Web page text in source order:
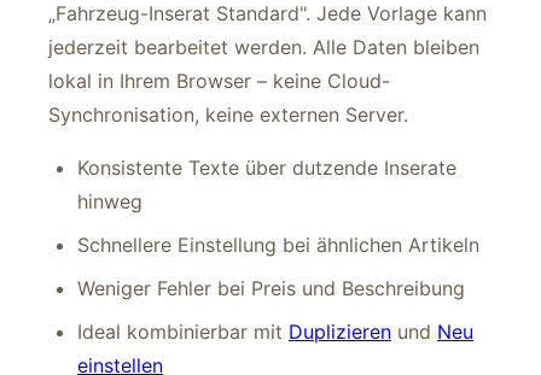
„Fahrzeug-Inserat Standard". Jede Vorlage kann
jederzeit bearbeitet werden. Alle Daten bleiben
lokal in Ihrem Browser – keine Cloud-
Synchronisation, keine externen Server.
Konsistente Texte über dutzende Inserate
hinweg
Schnellere Einstellung bei ähnlichen Artikeln
Weniger Fehler bei Preis und Beschreibung
Ideal kombinierbar mit Duplizieren und Neu
einstellen